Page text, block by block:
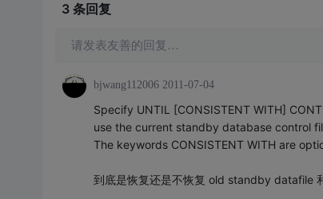
3 条回复
请发表友善的回复…
bjwang112006 2011-07-04
Specify UNTIL [CONSISTENT WITH]
use the current standby database control
The keywords CONSISTENT WITH are
到底是恢复还是不恢复 old standby datafile